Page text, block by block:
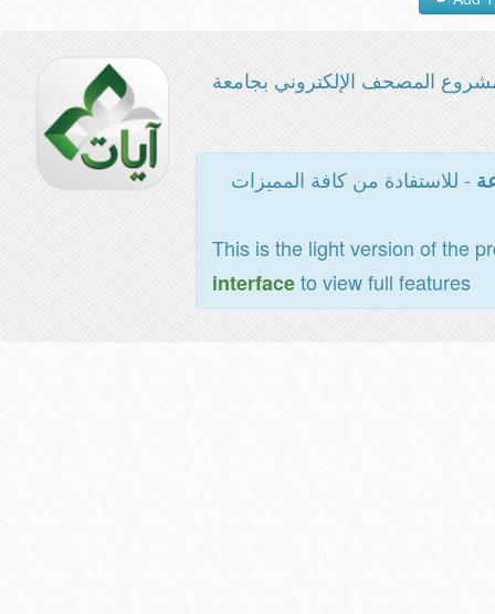
المصحف الإلكتروني بجامعة
- للاستفادة من كافة المميزات
This is the light version of the
interfaceto view full features